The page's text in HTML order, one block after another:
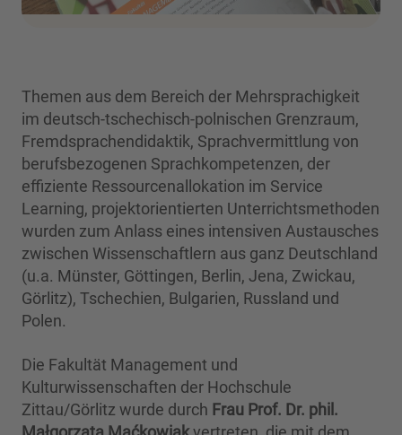
Themen aus dem Bereich der Mehrsprachigkeit
im deutsch-tschechisch-polnischen Grenzraum,
Fremdsprachendidaktik, Sprachvermittlung von
berufsbezogenen Sprachkompetenzen, der
effiziente Ressourcenallokation im Service
Learning, projektorientierten Unterrichtsmethoden
wurden zum Anlass eines intensiven Austausches
zwischen Wissenschaftlern aus ganz Deutschland
(u.a. Münster, Göttingen, Berlin, Jena, Zwickau,
Görlitz), Tschechien, Bulgarien, Russland und
Polen.
Die Fakultät Management und
Kulturwissenschaften der Hochschule
Zittau/Görlitz wurde durch Frau Prof. Dr. phil.